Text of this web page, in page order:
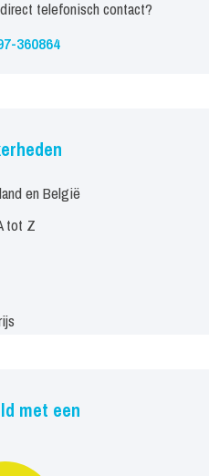
uitdeelt.
ook te boeken met drie
telefonisch contact?
360864
en België
tot Z
met een